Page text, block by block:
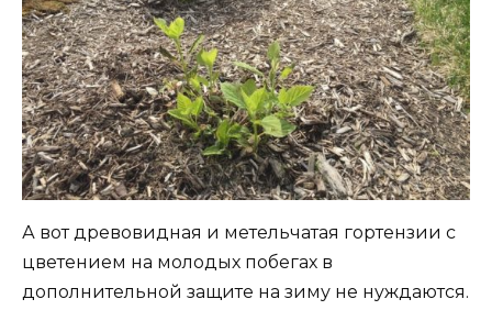
А вот древовидная и метельчатая гортензии с
цветением на молодых побегах в
дополнительной защите на зиму не нуждаются.